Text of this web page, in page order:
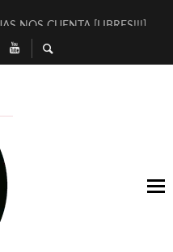
NOS CUENTA [LIBRES!!!]
DE SANDRA MONFORT
DIRECTOR TEATRAL CLAUDIO
KATARSIS DEL TOMATAZO
EN #EXVITA
[BITÁCORA 3.0] EN EXVITA
EN EXVITA [RELATIVA